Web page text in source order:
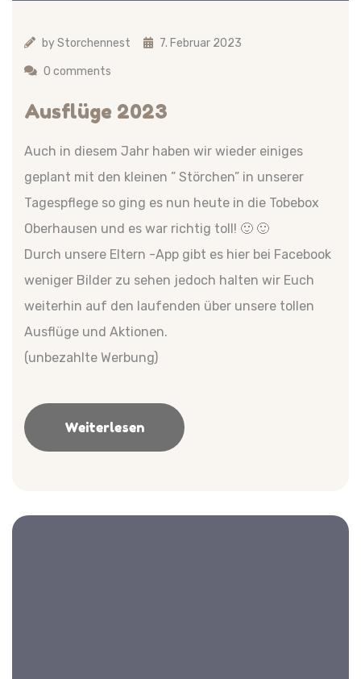
byStorchennest 7. Februar 2023
0 comments
Ausflüge 2023
Auch in diesem Jahr haben wir wieder einiges
geplant mit den kleinen ” Störchen” in unserer
Tagespflege so ging es nun heute in die Tobebox
Oberhausen und es war richtig toll! 🙂 🙂
Durch unsere Eltern -App gibt es hier bei Facebook
weniger Bilder zu sehen jedoch halten wir Euch
weiterhin auf den laufenden über unsere tollen
Ausflüge und Aktionen.
(unbezahlte Werbung)
Weiterlesen